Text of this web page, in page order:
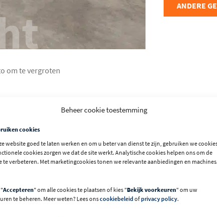
Beheer cookie toestemming
cookies
website goed te laten werken en om u beter van dienst te zijn, gebruiken we
cookies zorgen we dat de site werkt. Analytische cookies helpen ons om de
te verbeteren. Met marketingcookies tonen we relevante aanbiedingen en machines.
Accepteren" om alle cookies te plaatsen of kies "Bekijk voorkeuren" om uw
te beheren. Meer weten? Lees onscookiebeleid ofprivacy policy.
ANDERE
om te vergroten
Bernd
met
Bel: +31